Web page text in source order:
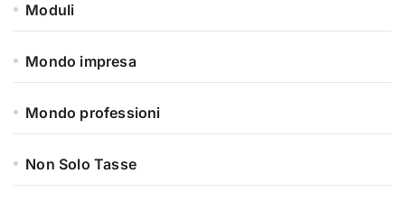
Moduli
Mondo impresa
Mondo professioni
Non Solo Tasse